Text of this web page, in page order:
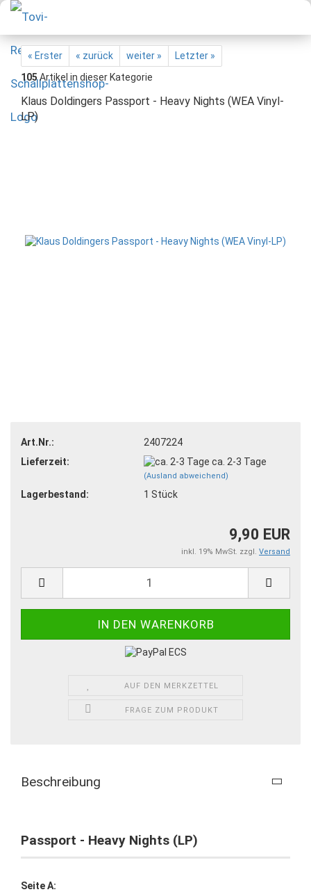
« Erster « zurück weiter »
Letzter »
105Artikel in dieser Kategorie
Klaus Doldingers Passport - Heavy Nights (WEA Vinyl-
LP)
Art.Nr.:
2407224
Lieferzeit:
ca. 2-3 Tage
(Ausland abweichend)
Lagerbestand: 1 Stück
9,90 EUR
inkl. 19% MwSt. zzgl. Versand
AUF DEN MERKZETTEL
FRAGE ZUM PRODUKT
Beschreibung
Passport - Heavy Nights (LP)
Seite A: